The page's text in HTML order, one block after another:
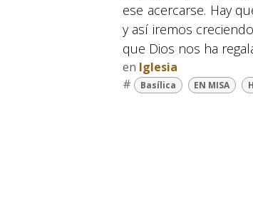
ese acercarse. Hay
y así iremos
que Dios nos ha
en Iglesia
#
Basílica EN MISA
© 2026 Suyapa Medios.